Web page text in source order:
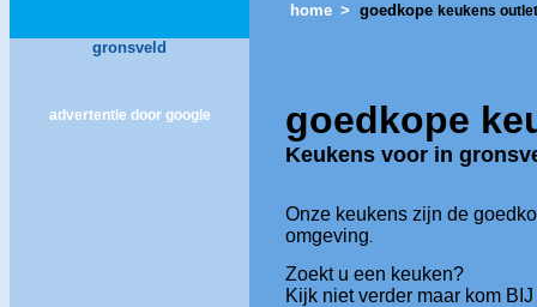
gronsveld
advertentie door google
home > goedkope keukens
goedkope
Keukens voor in
Onze keukens zijn de
omgeving.
Zoekt u een keuken?
Kijk niet verder maar kom